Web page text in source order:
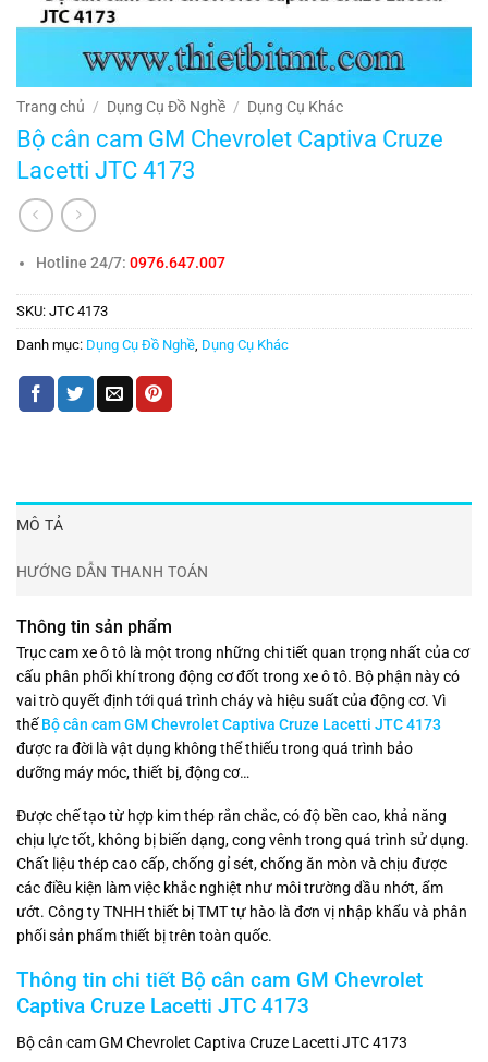
Trang chủ / Dụng Cụ Đồ Nghề / Dụng Cụ Khác
Bộ cân cam GM Chevrolet Captiva Cruze
Lacetti JTC 4173
Hotline 24/7:0976.647.007
SKU: JTC 4173
Danh mục: Dụng Cụ Đồ Nghề Dụng Cụ Khác
MÔ TẢ
HƯỚNG DẪN THANH TOÁN
Thông tin sản phẩm
Trục cam xe ô tô là một trong những chi tiết quan trọng nhất của cơ
cấu phân phối khí trong động cơ đốt trong xe ô tô. Bộ phận này có
vai trò quyết định tới quá trình cháy và hiệu suất của động cơ. Vì
thếBộ cân cam GM Chevrolet Captiva Cruze Lacetti JTC 4173
được ra đời là vật dụng không thể thiếu trong quá trình bảo
dưỡng máy móc, thiết bị, động cơ…
Được chế tạo từ hợp kim thép rắn chắc, có độ bền cao, khả năng
chịu lực tốt, không bị biến dạng, cong vênh trong quá trình sử dụng.
Chất liệu thép cao cấp, chống gỉ sét, chống ăn mòn và chịu được
các điều kiện làm việc khắc nghiệt như môi trường dầu nhớt, ẩm
ướt. Công ty TNHH thiết bị TMT tự hào là đơn vị nhập khẩu và phân
phối sản phẩm thiết bị trên toàn quốc.
Thông tin chi tiết Bộ cân cam GM Chevrolet
Captiva Cruze Lacetti JTC 4173
Bộ cân cam GM Chevrolet Captiva Cruze Lacetti JTC 4173